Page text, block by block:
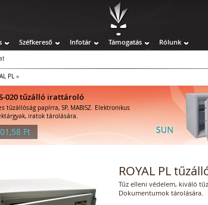
Széfkereső Infotár Támogatás Rólunk
PL »
020 tűzálló irattároló
tűzállóság papírra, SP, MABISZ. Elektronikus
iratok tárolására.
Ft
ROYAL PL
Tűz elleni védelem, kiváló
Dokumentumok tárolására.